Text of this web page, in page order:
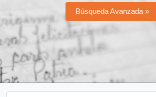
Búsqueda Avanzada »